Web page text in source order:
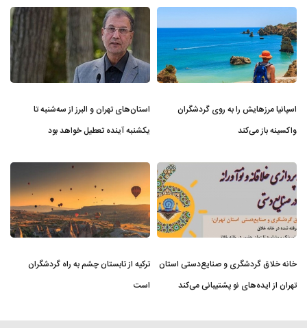
اسپانیا مرزهایش را به روی گردشگران
واکسینه باز می‌کند
استان‌های تهران و البرز از سه‌شنبه تا
یکشنبه آینده تعطیل خواهد بود
خانه خلاق گردشگری و صنایع‌دستی استان
تهران از ایده‌های نو پشتیبانی می‌کند
ترکیه از تابستان چشم به راه گردشگران
است